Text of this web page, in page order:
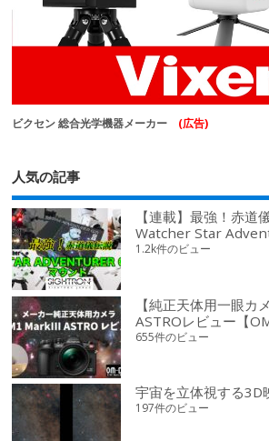
ビクセン 総合光学機器メーカー (広告)
人気の記事
【連載】最強！赤道
Watcher Star
1.2k件のビュー
【純正天体用一眼
ASTROレビュー【
655件のビュー
宇宙を立体視する3D
197件のビュー